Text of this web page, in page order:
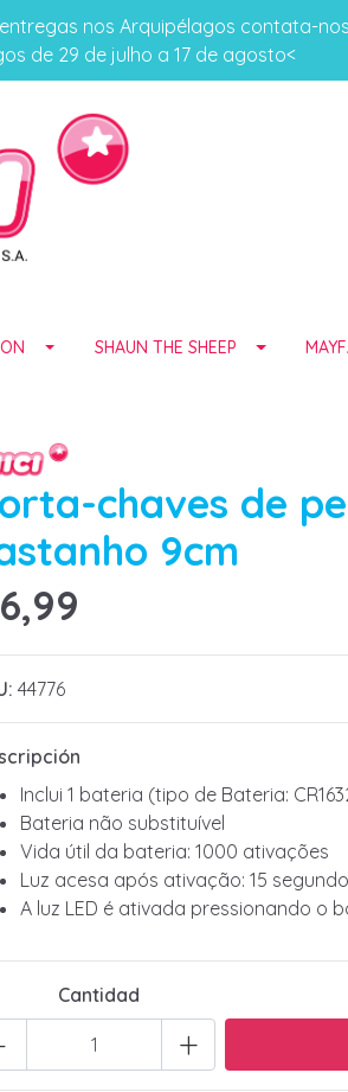
nos Arquipélagos contata-
de 29 de julho a 17 de agosto<
SHAUN THE SHEEP
chaves de
9cm
44776
Inclui 1 bateria (tipo de Bateria:
Bateria não substituível
Vida útil da bateria: 1000 ativações
Luz acesa após ativação: 15
A luz LED é ativada pressionando o
Cantidad
+